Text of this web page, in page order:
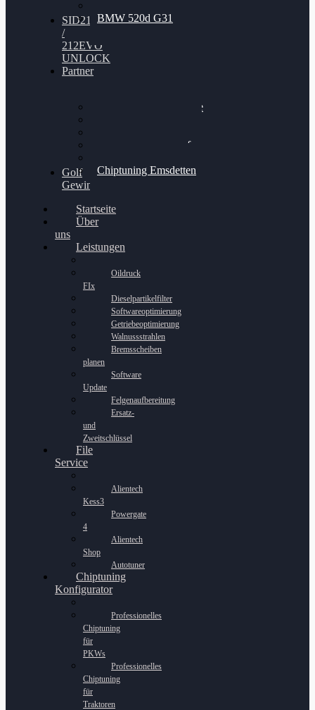
BMW 520d G31
SID212
/
212EVO
UNLOCK
Partner
Bilgenroth Performance
Chiptuning Schüttorf
Chiptuning Emsdetten
Golf
Gewinnspiel
Startseite
Über
uns
Leistungen
Oildruck
FIx
Dieselpartikelfilter
Softwareoptimierung
Getriebeoptimierung
Walnussstrahlen
Bremsscheiben
planen
Software
Update
Felgenaufbereitung
Ersatz-
und
Zweitschlüssel
File
Service
Alientech
Kess3
Powergate
4
Alientech
Shop
Autotuner
Chiptuning
Konfigurator
Professionelles
Chiptuning
für
PKWs
Professionelles
Chiptuning
für
Traktoren